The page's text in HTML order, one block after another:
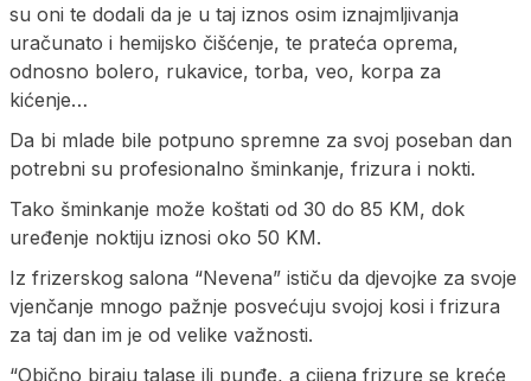
su oni te dodali da je u taj iznos osim iznajmljivanja
uračunato i hemijsko čišćenje, te prateća oprema,
odnosno bolero, rukavice, torba, veo, korpa za
kićenje…
Da bi mlade bile potpuno spremne za svoj poseban dan
potrebni su profesionalno šminkanje, frizura i nokti.
Tako šminkanje može koštati od 30 do 85 KM, dok
uređenje noktiju iznosi oko 50 KM.
Iz frizerskog salona “Nevena” ističu da djevojke za svoje
vjenčanje mnogo pažnje posvećuju svojoj kosi i frizura
za taj dan im je od velike važnosti.
“Obično biraju talase ili punđe, a cijena frizure se kreće